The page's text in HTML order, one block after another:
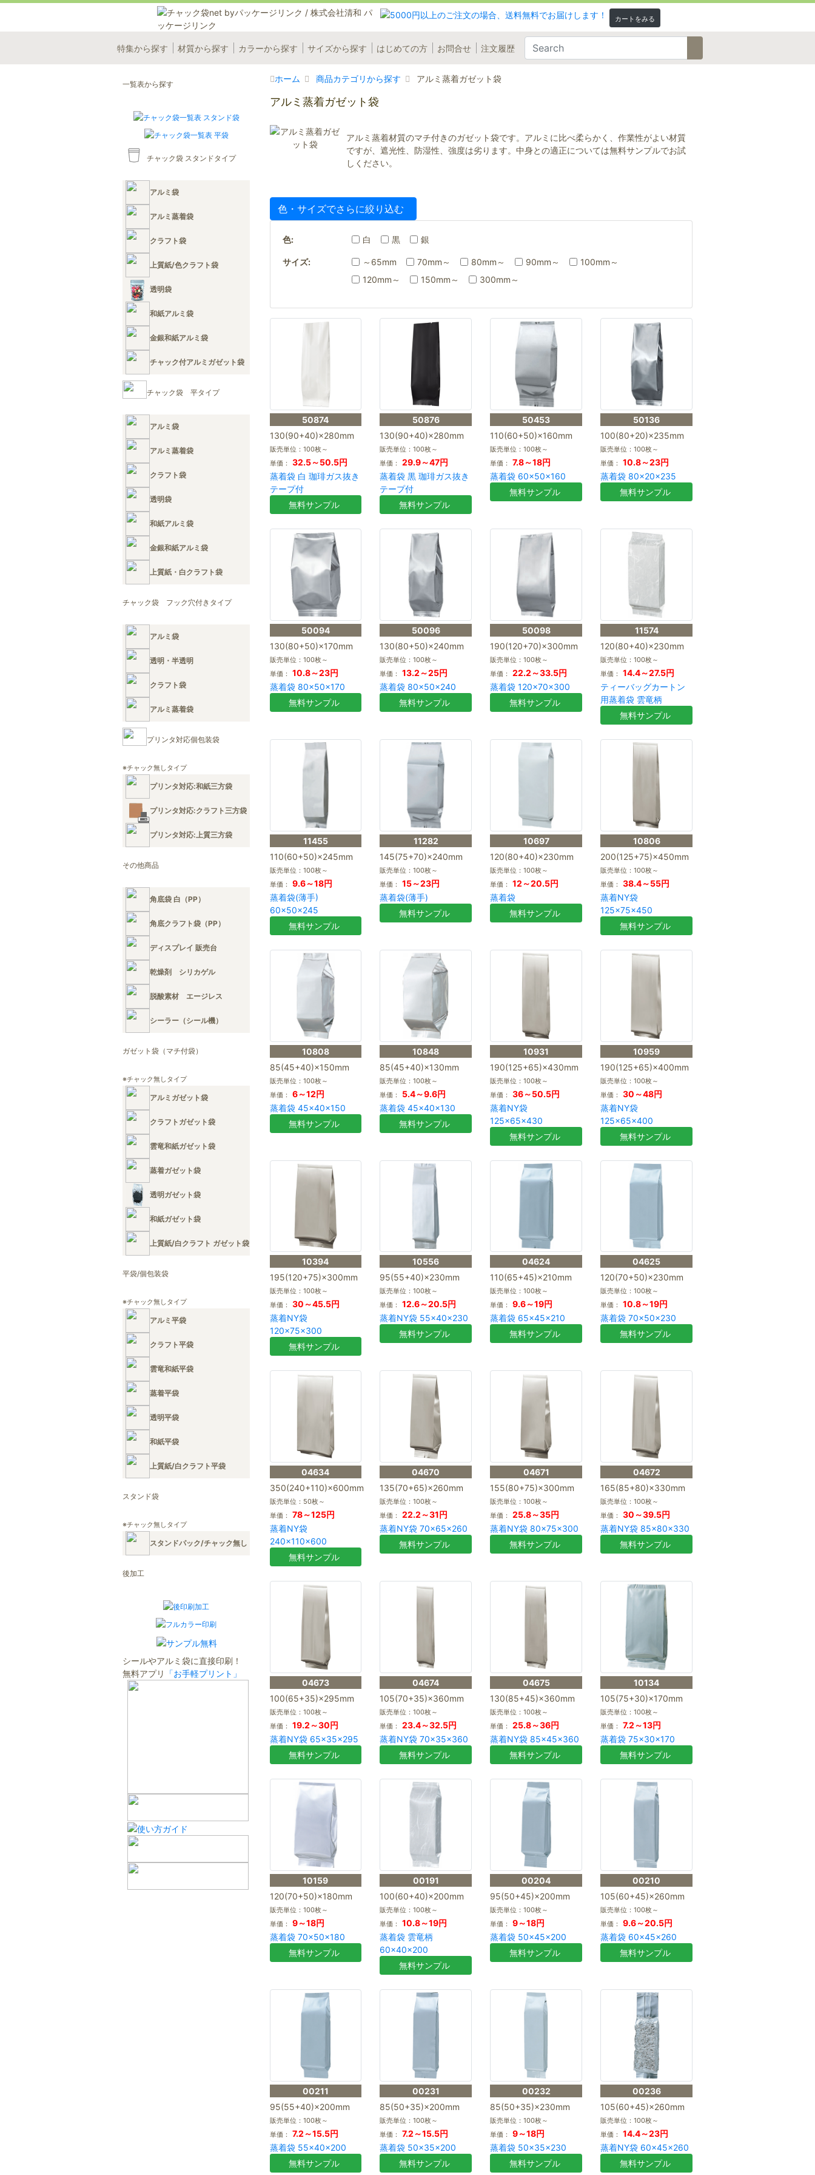
カートをみる
特集から探す 材質から探す カラーから探す サイズから探す はじめての方 お問合せ 注文履歴
一覧表から探す
チャック袋 スタンドタイプ
アルミ袋
アルミ蒸着袋
クラフト袋
上質紙/色クラフト袋
透明袋
和紙アルミ袋
金銀和紙アルミ袋
チャック付アルミガゼット袋
チャック袋 平タイプ
アルミ袋
アルミ蒸着袋
クラフト袋
透明袋
和紙アルミ袋
金銀和紙アルミ袋
上質紙・白クラフト袋
チャック袋 フック穴付きタイプ
アルミ袋
透明・半透明
クラフト袋
アルミ蒸着袋
プリンタ対応個包装袋
※チャック無しタイプ
プリンタ対応:和紙三方袋
プリンタ対応:クラフト三方袋
プリンタ対応:上質三方袋
その他商品
角底袋 白（PP）
角底クラフト袋（PP）
ディスプレイ 販売台
乾燥剤 シリカゲル
脱酸素材 エージレス
シーラー（シール機）
ガゼット袋（マチ付袋）
※チャック無しタイプ
アルミガゼット袋
クラフトガゼット袋
雲竜和紙ガゼット袋
蒸着ガゼット袋
透明ガゼット袋
和紙ガゼット袋
上質紙/白クラフト ガゼット袋
平袋/個包装袋
※チャック無しタイプ
アルミ平袋
クラフト平袋
雲竜和紙平袋
蒸着平袋
透明平袋
和紙平袋
上質紙/白クラフト平袋
スタンド袋
※チャック無しタイプ
スタンドパック/チャック無し
後加工
シールやアルミ袋に直接印刷！
無料アプリ
「お手軽プリント」
ホーム 商品カテゴリから探す アルミ蒸着ガゼット袋
アルミ蒸着ガゼット袋
アルミ蒸着材質のマチ付きのガゼット袋です。アルミに比べ柔らかく、作業性がよい材質
ですが、遮光性、防湿性、強度は劣ります。中身との適正については無料サンプルでお試
しください。
色・サイズでさらに絞り込む
色: 白 黒 銀
サイズ: ～65mm 70mm～ 80mm～ 90mm～
100mm～
120mm～
150mm～ 300mm～
50874
130(90+40)×280mm
販売単位：100枚～
単価：
32.5～50.5円
蒸着袋 白 珈琲ガス抜き
テープ付
無料サンプル
50876
130(90+40)×280mm
販売単位：100枚～
単価：
29.9～47円
蒸着袋 黒 珈琲ガス抜き
テープ付
無料サンプル
50453
110(60+50)×160mm
販売単位：100枚～
単価：
7.8～18円
蒸着袋 60×50×160
無料サンプル
50136
100(80+20)×235mm
販売単位：100枚～
単価：
10.8～23円
蒸着袋 80×20×235
無料サンプル
50094
130(80+50)×170mm
販売単位：100枚～
単価：
10.8～23円
蒸着袋 80×50×170
無料サンプル
50096
130(80+50)×240mm
販売単位：100枚～
単価：
13.2～25円
蒸着袋 80×50×240
無料サンプル
50098
190(120+70)×300mm
販売単位：100枚～
単価：
22.2～33.5円
蒸着袋 120×70×300
無料サンプル
11574
120(80+40)×230mm
販売単位：100枚～
単価：
14.4～27.5円
ティーバッグカートン
用蒸着袋 雲竜柄
無料サンプル
11455
110(60+50)×245mm
販売単位：100枚～
単価：
9.6～18円
蒸着袋(薄手)
60×50×245
無料サンプル
11282
145(75+70)×240mm
販売単位：100枚～
単価：
15～23円
蒸着袋(薄手)
無料サンプル
10697
120(80+40)×230mm
販売単位：100枚～
単価：
12～20.5円
蒸着袋
無料サンプル
10806
200(125+75)×450mm
販売単位：100枚～
単価：
38.4～55円
蒸着NY袋
125×75×450
無料サンプル
10808
85(45+40)×150mm
販売単位：100枚～
単価：
6～12円
蒸着袋 45×40×150
無料サンプル
10848
85(45+40)×130mm
販売単位：100枚～
単価：
5.4～9.6円
蒸着袋 45×40×130
無料サンプル
10931
190(125+65)×430mm
販売単位：100枚～
単価：
36～50.5円
蒸着NY袋
125×65×430
無料サンプル
10959
190(125+65)×400mm
販売単位：100枚～
単価：
30～48円
蒸着NY袋
125×65×400
無料サンプル
10394
195(120+75)×300mm
販売単位：100枚～
単価：
30～45.5円
蒸着NY袋
120×75×300
無料サンプル
10556
95(55+40)×230mm
販売単位：100枚～
単価：
12.6～20.5円
蒸着NY袋 55×40×230
無料サンプル
04624
110(65+45)×210mm
販売単位：100枚～
単価：
9.6～19円
蒸着袋 65×45×210
無料サンプル
04625
120(70+50)×230mm
販売単位：100枚～
単価：
10.8～19円
蒸着袋 70×50×230
無料サンプル
04634
350(240+110)×600mm
販売単位：50枚～
単価：
78～125円
蒸着NY袋
240×110×600
無料サンプル
04670
135(70+65)×260mm
販売単位：100枚～
単価：
22.2～31円
蒸着NY袋 70×65×260
無料サンプル
04671
155(80+75)×300mm
販売単位：100枚～
単価：
25.8～35円
蒸着NY袋 80×75×300
無料サンプル
04672
165(85+80)×330mm
販売単位：100枚～
単価：
30～39.5円
蒸着NY袋 85×80×330
無料サンプル
04673
100(65+35)×295mm
販売単位：100枚～
単価：
19.2～30円
蒸着NY袋 65×35×295
無料サンプル
04674
105(70+35)×360mm
販売単位：100枚～
単価：
23.4～32.5円
蒸着NY袋 70×35×360
無料サンプル
04675
130(85+45)×360mm
販売単位：100枚～
単価：
25.8～36円
蒸着NY袋 85×45×360
無料サンプル
10134
105(75+30)×170mm
販売単位：100枚～
単価：
7.2～13円
蒸着袋 75×30×170
無料サンプル
10159
120(70+50)×180mm
販売単位：100枚～
単価：
9～18円
蒸着袋 70×50×180
無料サンプル
00191
100(60+40)×200mm
販売単位：100枚～
単価：
10.8～19円
蒸着袋 雲竜柄
60×40×200
無料サンプル
00204
95(50+45)×200mm
販売単位：100枚～
単価：
9～18円
蒸着袋 50×45×200
無料サンプル
00210
105(60+45)×260mm
販売単位：100枚～
単価：
9.6～20.5円
蒸着袋 60×45×260
無料サンプル
00211
95(55+40)×200mm
販売単位：100枚～
単価：
7.2～15.5円
蒸着袋 55×40×200
無料サンプル
00231
85(50+35)×200mm
販売単位：100枚～
単価：
7.2～15.5円
蒸着袋 50×35×200
無料サンプル
00232
85(50+35)×230mm
販売単位：100枚～
単価：
9～18円
蒸着袋 50×35×230
無料サンプル
00236
105(60+45)×260mm
販売単位：100枚～
単価：
14.4～23円
蒸着NY袋 60×45×260
無料サンプル